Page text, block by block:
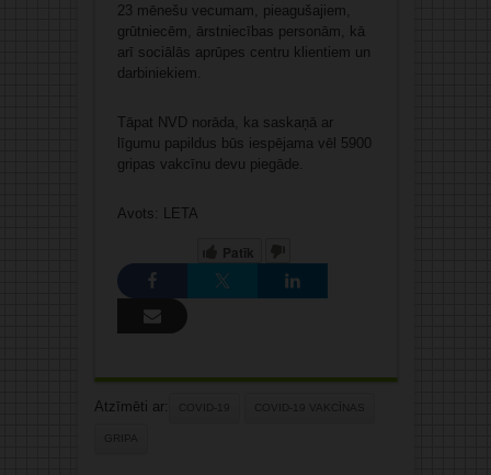
23 mēnešu vecumam, pieagušajiem,
grūtniecēm, ārstniecības personām, kā
arī sociālās aprūpes centru klientiem un
darbiniekiem.
Tāpat NVD norāda, ka saskaņā ar
līgumu papildus būs iespējama vēl 5900
gripas vakcīnu devu piegāde.
Avots: LETA
Patīk
Atzīmēti ar: COVID-19 COVID-19 VAKCĪNAS
GRIPA